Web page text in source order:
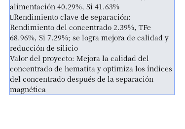
alimentación 40.29%, Si 41.63%
Rendimiento clave de separación:
Rendimiento del concentrado 2.39%, TFe
68.96%, Si 7.29%; se logra mejora de calidad y
reducción de silicio
Valor del proyecto: Mejora la calidad del
concentrado de hematita y optimiza los índices
del concentrado después de la separación
magnética